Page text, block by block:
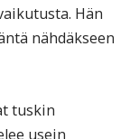
Hän
nähdäkseen
tuskin
usein